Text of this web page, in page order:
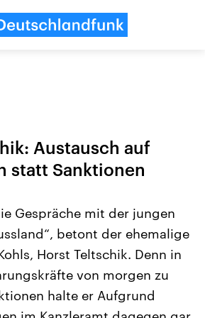
Anhalt
am 6.
neuen
das
Koalition aus
USA
Aktuelle Beiträge,
Wirtschaftlich und
gehören die Vereinigten
den mächtigsten Ländern
mit großem Einfluss auf
Austausch auf
statt Sanktionen
Gespräche mit der jungen
betont der ehemalige
Horst Teltschik. Denn in
von morgen zu
halte er Aufgrund